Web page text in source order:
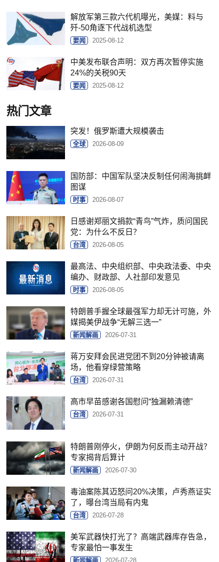
解放军第三款六代机曝光，美媒：料与
歼-50角逐下代战机选型
要闻 2025-08-12
中美发布联合声明：双方再次暂停实施
24%的关税90天
要闻 2025-08-12
热门文章
突发！俄罗斯遭大规模袭击
全球 2026-08-09
国防部：中国军队坚决反制任何闹海挑衅
图谋
时事 2026-08-07
日感谢郑丽文捐款“青鸟”气炸，质问国民
党：为什么不反日？
台湾 2026-08-05
最高法、中央组织部、中央政法委、中央
编办、财政部、人社部印发意见
时事 2026-08-05
特朗普手握全球最强军力却无计可施，外
媒揭美伊战争“无解三选一”
新闻解画 2026-07-31
蒋万安拜会民进党团不到20分钟被请离
场，他看穿绿营策略
台湾 2026-07-31
高市早苗感谢各国慰问“独漏赖清德”
台湾 2026-07-31
特朗普刚停火，伊朗为何反而主动开战？
专家揭背后算计
新闻解画 2026-07-30
毒油案陈其迈怒问20%决策，卢秀燕证实
了，曝台湾当局有内鬼
台湾 2026-07-28
美军武器快打光了？高端武器库存告急，
专家最怕一事发生
新闻解画 2026-07-28